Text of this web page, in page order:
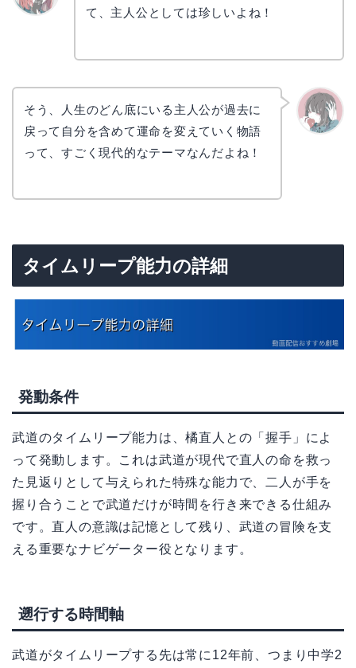
て、主人公としては珍しいよね！
そう、人生のどん底にいる主人公が過去に
戻って自分を含めて運命を変えていく物語
って、すごく現代的なテーマなんだよね！
タイムリープ能力の詳細
発動条件
武道のタイムリープ能力は、橘直人との「握手」によ
って発動します。これは武道が現代で直人の命を救っ
た見返りとして与えられた特殊な能力で、二人が手を
握り合うことで武道だけが時間を行き来できる仕組み
です。直人の意識は記憶として残り、武道の冒険を支
える重要なナビゲーター役となります。
遡行する時間軸
武道がタイムリープする先は常に12年前、つまり中学2